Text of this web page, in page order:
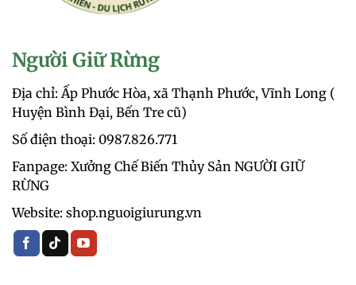
Người Giữ Rừng
Địa chỉ: Ấp Phước Hòa, xã Thạnh Phước, Vĩnh Long (
Huyện Bình Đại, Bến Tre cũ)
Số điện thoại: 0987.826.771‬
Fanpage: Xưởng Chế Biến Thủy Sản NGƯỜI GIỮ
RỪNG
Website: shop.nguoigiurung.vn